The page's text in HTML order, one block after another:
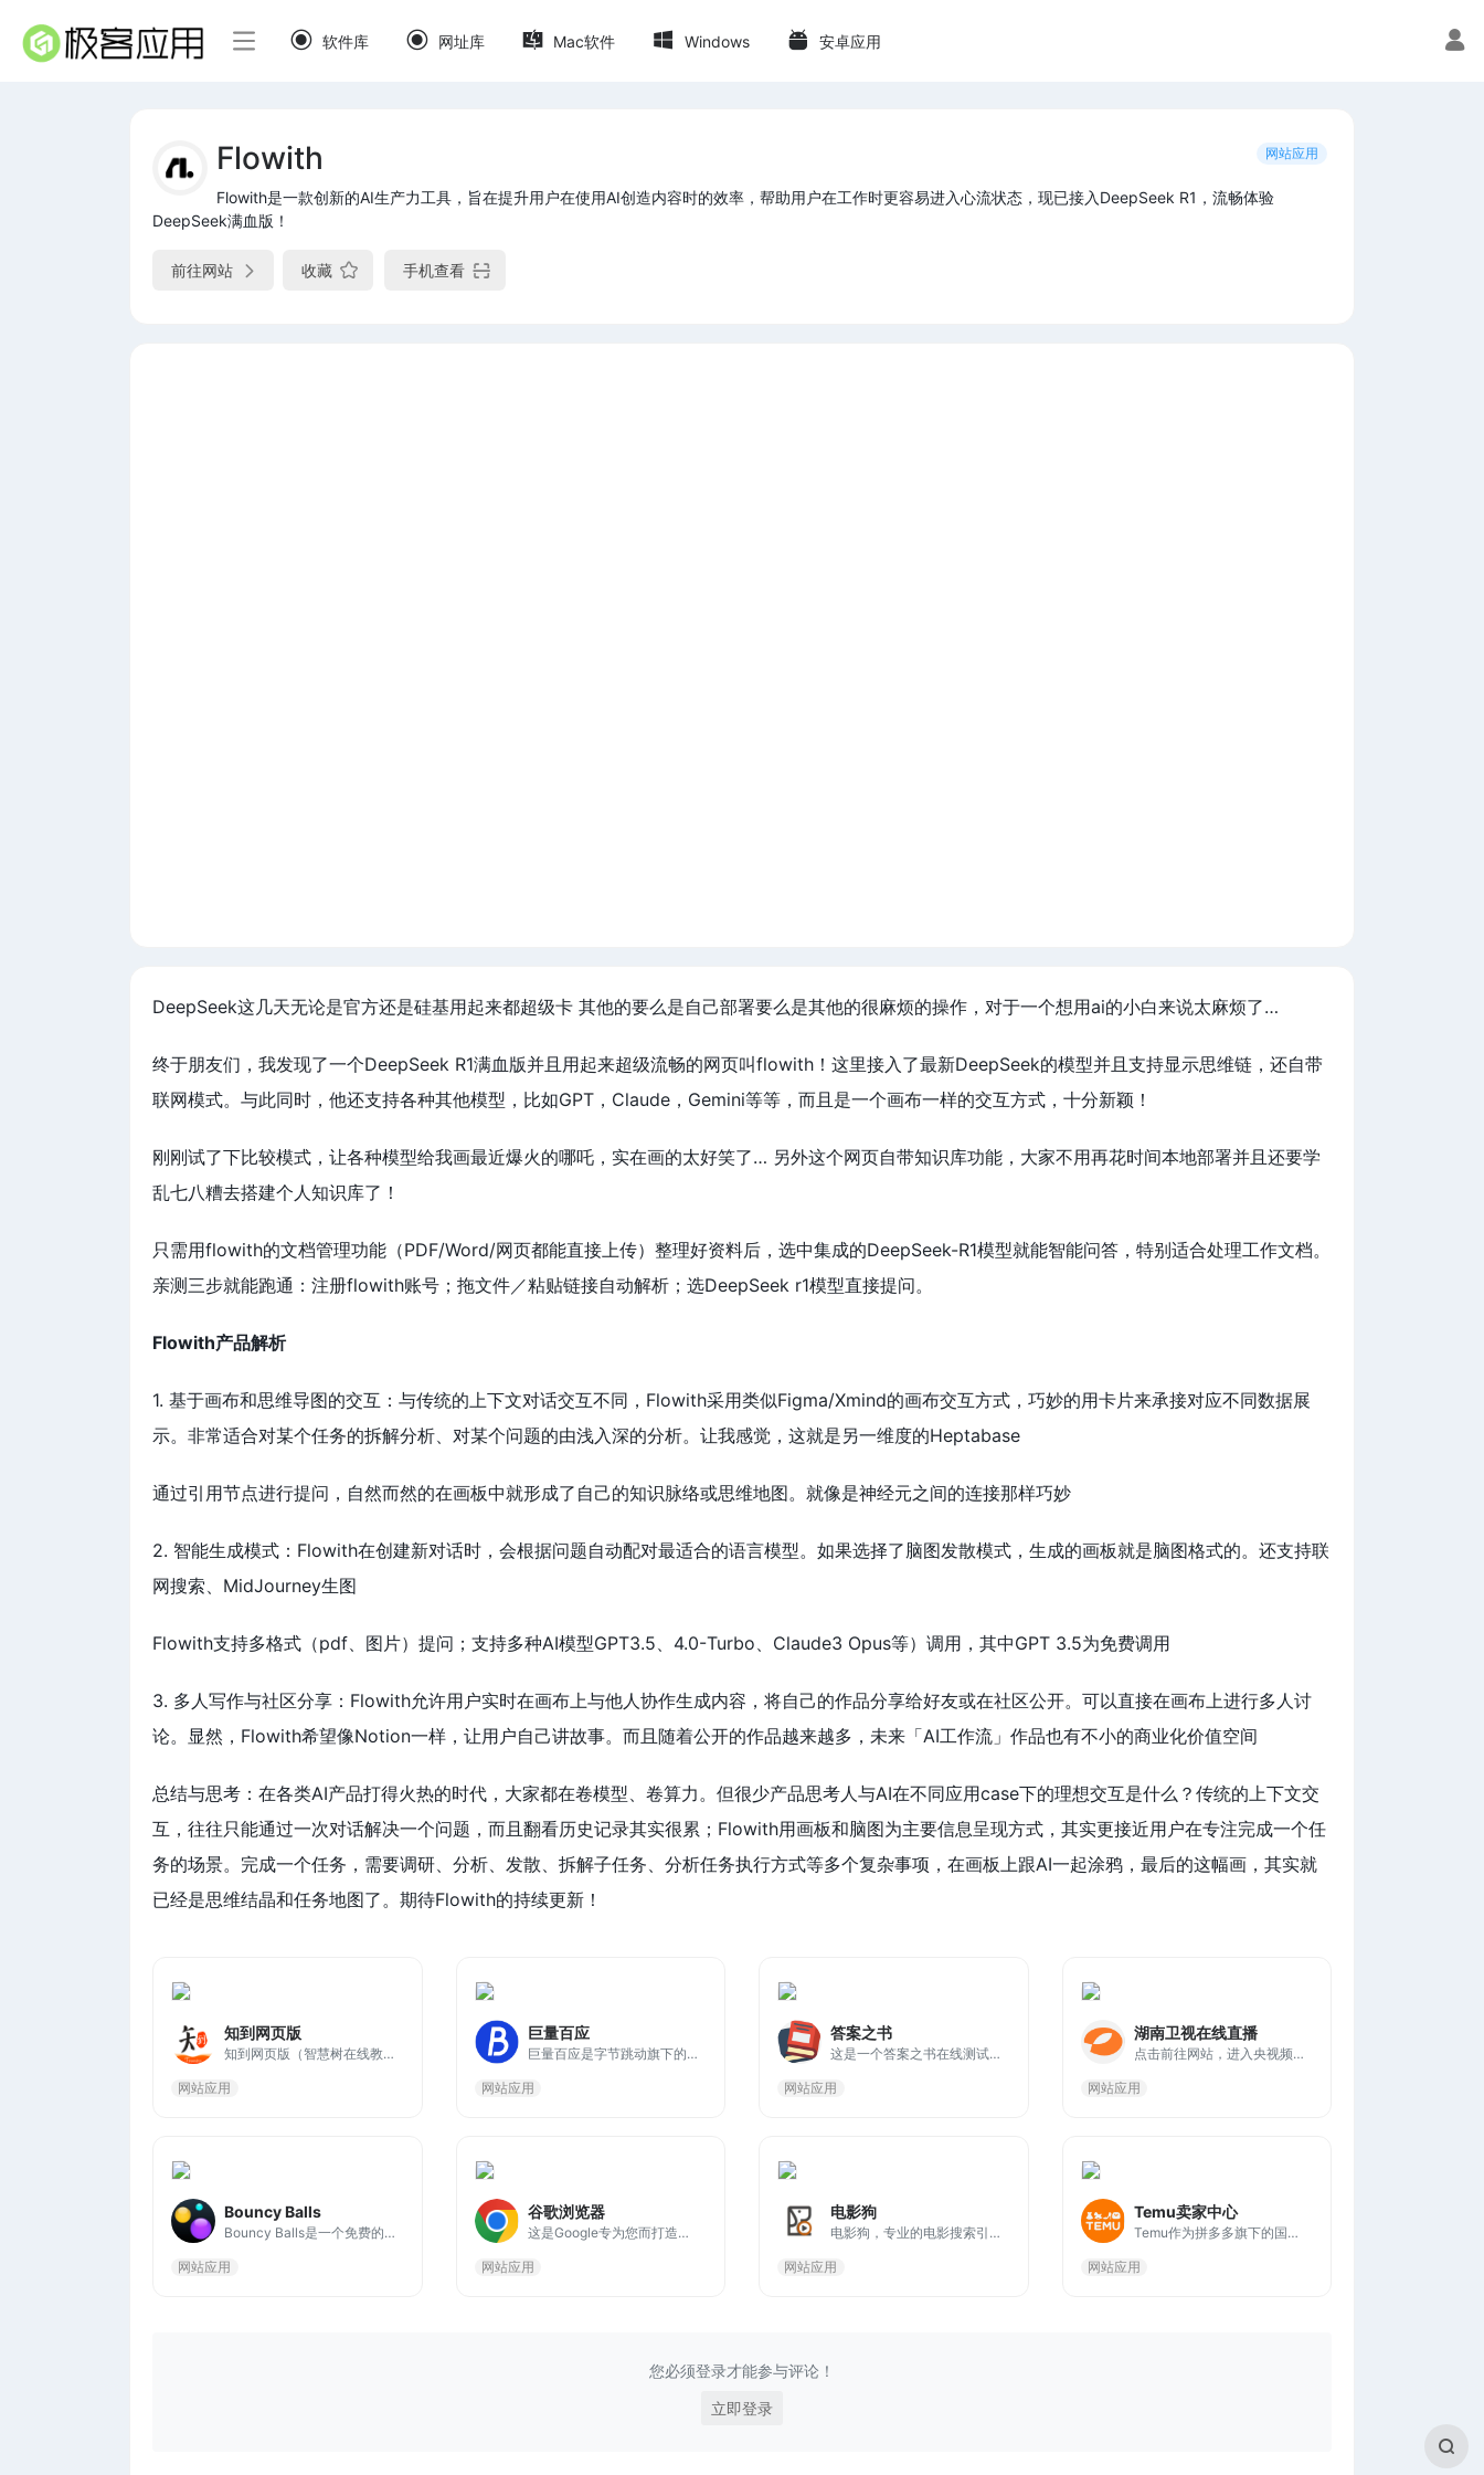
软件库 网址库 Mac软件 Windows 安卓应用
网站应用
Flowith
Flowith是一款创新的AI生产力工具，旨在提升用户在使用AI创造内容时的效率，帮助用户在工作时更容易进入心流状态，现已接入DeepSeek R1，流畅体验
DeepSeek满血版！
前往网站 收藏 手机查看
DeepSeek这几天无论是官方还是硅基用起来都超级卡 其他的要么是自己部署要么是其他的很麻烦的操作，对于一个想用ai的小白来说太麻烦了…
终于朋友们，我发现了一个DeepSeek R1满血版并且用起来超级流畅的网页叫flowith！这里接入了最新DeepSeek的模型并且支持显示思维链，还自带
联网模式。与此同时，他还支持各种其他模型，比如GPT，Claude，Gemini等等，而且是一个画布一样的交互方式，十分新颖！
刚刚试了下比较模式，让各种模型给我画最近爆火的哪吒，实在画的太好笑了… 另外这个网页自带知识库功能，大家不用再花时间本地部署并且还要学
乱七八糟去搭建个人知识库了！
只需用flowith的文档管理功能（PDF/Word/网页都能直接上传）整理好资料后，选中集成的DeepSeek-R1模型就能智能问答，特别适合处理工作文档。
亲测三步就能跑通：注册flowith账号；拖文件／粘贴链接自动解析；选DeepSeek r1模型直接提问。
Flowith产品解析
1. 基于画布和思维导图的交互：与传统的上下文对话交互不同，Flowith采用类似Figma/Xmind的画布交互方式，巧妙的用卡片来承接对应不同数据展
示。非常适合对某个任务的拆解分析、对某个问题的由浅入深的分析。让我感觉，这就是另一维度的Heptabase
通过引用节点进行提问，自然而然的在画板中就形成了自己的知识脉络或思维地图。就像是神经元之间的连接那样巧妙
2. 智能生成模式：Flowith在创建新对话时，会根据问题自动配对最适合的语言模型。如果选择了脑图发散模式，生成的画板就是脑图格式的。还支持联
网搜索、MidJourney生图
Flowith支持多格式（pdf、图片）提问；支持多种AI模型GPT3.5、4.0-Turbo、Claude3 Opus等）调用，其中GPT 3.5为免费调用
3. 多人写作与社区分享：Flowith允许用户实时在画布上与他人协作生成内容，将自己的作品分享给好友或在社区公开。可以直接在画布上进行多人讨
论。显然，Flowith希望像Notion一样，让用户自己讲故事。而且随着公开的作品越来越多，未来「AI工作流」作品也有不小的商业化价值空间
总结与思考：在各类AI产品打得火热的时代，大家都在卷模型、卷算力。但很少产品思考人与AI在不同应用case下的理想交互是什么？传统的上下文交
互，往往只能通过一次对话解决一个问题，而且翻看历史记录其实很累；Flowith用画板和脑图为主要信息呈现方式，其实更接近用户在专注完成一个任
务的场景。完成一个任务，需要调研、分析、发散、拆解子任务、分析任务执行方式等多个复杂事项，在画板上跟AI一起涂鸦，最后的这幅画，其实就
已经是思维结晶和任务地图了。期待Flowith的持续更新！
知到网页版
知到网页版（智慧树在线教育平台）致力于推动优质教育资源社会化共享，帮助你成为更好的自己。在这里，你可以畅览海量的优质课程，开启你的在线学习之旅。
网站应用
巨量百应
巨量百应是字节跳动旗下的抖音电商平台，为商家、达人和机构提供了丰富的功能和资源。达人工作台则是内容创作者的得力助手，帮助他们更好地管理内容、分析数据、实现商业变现。
网站应用
答案之书
这是一个答案之书在线测试网站，只需要先想好问题，然后点击获取答案按钮，你要寻找的答案就会出现。 遇到任何问题，你都可以打开它。
网站应用
湖南卫视在线直播
点击前往网站，进入央视频免费观看湖南卫视在线直播，央视频布局简洁而清晰，不仅资源丰富，而且操作便捷，直播画面的清晰度很高，色彩鲜艳，细节丰富，观看体验非常好。
网站应用
Bouncy Balls
Bouncy Balls是一个免费的课堂噪音水平仪、监控和管理工具。如果你的学生太吵，只要打开网页，弹跳球对麦克风发出的声音做出反应。
网站应用
谷歌浏览器
这是Google专为您而打造的浏览器，前往谷歌浏览器官网，帮助你下载官方正版的Chrome浏览器，体验快速、安全且功能强大的网页浏览器。
网站应用
电影狗
电影狗，专业的电影搜索引擎网站；用户通过电影名、演员、导演、电视剧、动漫等关键词进行搜索，直达电影资源站，让电影搜索更高效、更便捷、更精准！
网站应用
Temu卖家中心
Temu作为拼多多旗下的国际电商平台，在国内开通了跨境卖家中心入驻入口，为商家提供了一个全新的出海机会，可以前往官网了解入驻流程、政策和功能。
网站应用
您必须登录才能参与评论！
立即登录